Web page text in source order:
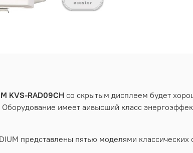
KVS-RAD09CH со скрытым дисплеем будет
имеет аивысший класс
представлены пятью моделями классических